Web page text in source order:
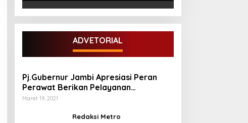
ADVETORIAL
Pj.Gubernur Jambi Apresiasi Peran
Perawat Berikan Pelayanan
Kesehatan
Maret 19, 2021
Redaksi Metro